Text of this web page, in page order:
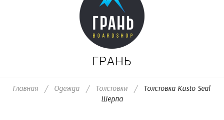
ГРАНЬ
Главная / Одежда / Толстовки /
  Толстовка Kusto Seal
Шерпа